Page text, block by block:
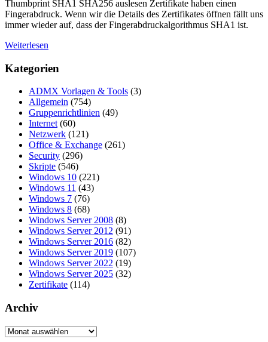
Thumbprint SHA1 SHA256 auslesen Zertifikate haben einen
Fingerabdruck. Wenn wir die Details des Zertifikates öffnen fällt uns
immer wieder auf, dass der Fingerabdruckalgorithmus SHA1 ist.
Weiterlesen
Kategorien
ADMX Vorlagen & Tools (3)
Allgemein (754)
Gruppenrichtlinien (49)
Internet (60)
Netzwerk (121)
Office & Exchange (261)
Security (296)
Skripte (546)
Windows 10 (221)
Windows 11 (43)
Windows 7 (76)
Windows 8 (68)
Windows Server 2008 (8)
Windows Server 2012 (91)
Windows Server 2016 (82)
Windows Server 2019 (107)
Windows Server 2022 (19)
Windows Server 2025 (32)
Zertifikate (114)
Archiv
Archiv